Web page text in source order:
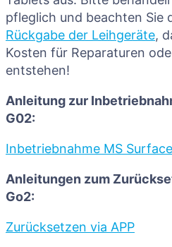
pfleglich und beachten Sie
Rückgabe der Leihgeräte,
Kosten für Reparaturen
entstehen!
Anleitung zur
G02:
Inbetriebnahme MS
Anleitungen zum
Go2:
Zurücksetzen via APP